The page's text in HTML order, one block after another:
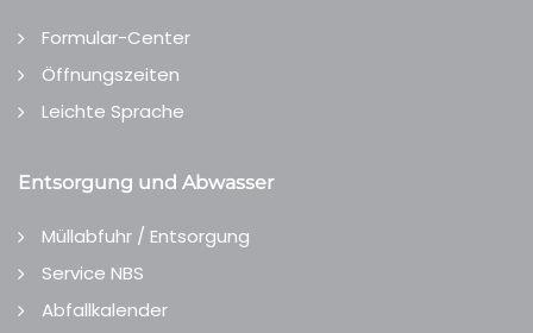
Formular-Center
Öffnungszeiten
Leichte Sprache
Entsorgung und Abwasser
Müllabfuhr / Entsorgung
Service NBS
Abfallkalender